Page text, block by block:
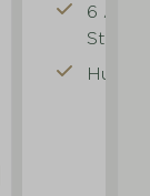
6
Strom